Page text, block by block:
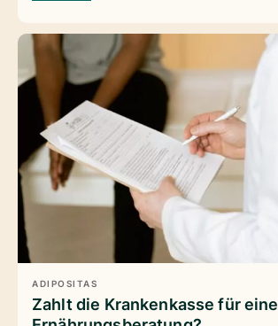
ADIPOSITAS
Zahlt die Krankenkasse für eine